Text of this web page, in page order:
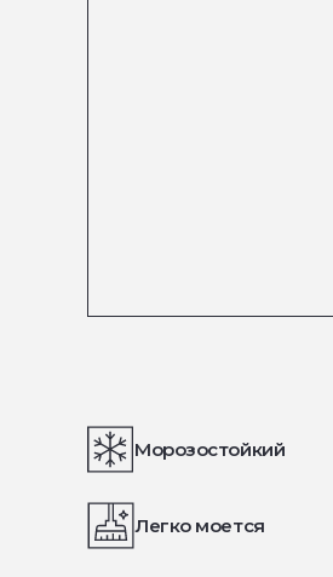
Морозостойкий
Легко моется